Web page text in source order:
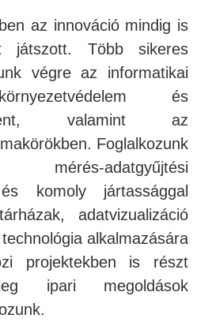
az innováció mindig is
játszott. Több sikeres
végre az informatikai
és
valamint az
Foglalkozunk
mérés-adatgyűjtési
komoly jártassággal
adatvizualizáció
alkalmazására
projektekben is részt
ipari megoldások